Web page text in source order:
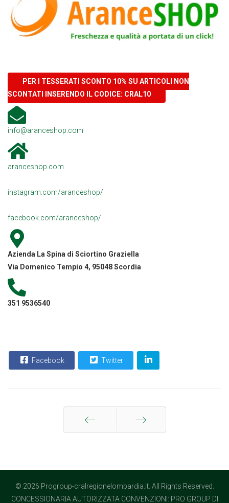
PER I TESSERATI SCONTO 10% SU ARTICOLI NON
SCONTATI INSERENDO IL CODICE: CRAL10
info@aranceshop.com
aranceshop.com
instagram.com/aranceshop/
facebook.com/aranceshop/
Azienda La Spina di Sciortino Graziella
Via Domenico Tempio 4, 95048 Scordia
351 9536540
Facebook Twitter
© 2026 Progroup-cralregionelombardia.it. All Rights Reserved.
CONCESSIONARIA AUTORIZZATA CONVENZIONI: PRO GROUP DI